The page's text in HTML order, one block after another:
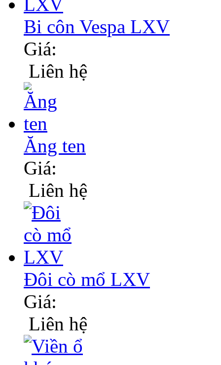
Bi côn Vespa LXV
Giá:
Liên hệ
Ăng ten
Giá:
Liên hệ
Đôi cò mổ LXV
Giá:
Liên hệ